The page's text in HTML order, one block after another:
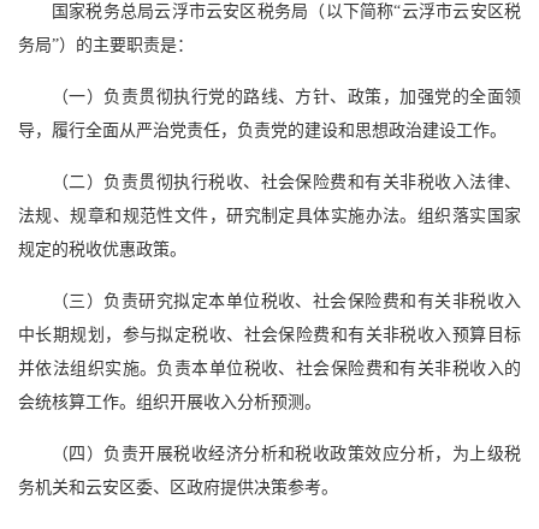
国家税务总局云浮市云安区税务局（以下简称“云浮市云安区税
务局”）的主要职责是：
（一）负责贯彻执行党的路线、方针、政策，加强党的全面领
导，履行全面从严治党责任，负责党的建设和思想政治建设工作。
（二）负责贯彻执行税收、社会保险费和有关非税收入法律、
法规、规章和规范性文件，研究制定具体实施办法。组织落实国家
规定的税收优惠政策。
（三）负责研究拟定本单位税收、社会保险费和有关非税收入
中长期规划，参与拟定税收、社会保险费和有关非税收入预算目标
并依法组织实施。负责本单位税收、社会保险费和有关非税收入的
会统核算工作。组织开展收入分析预测。
（四）负责开展税收经济分析和税收政策效应分析，为上级税
务机关和云安区委、区政府提供决策参考。